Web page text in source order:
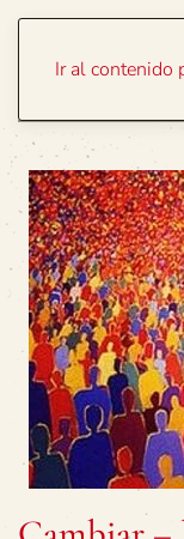
Ir al contenido